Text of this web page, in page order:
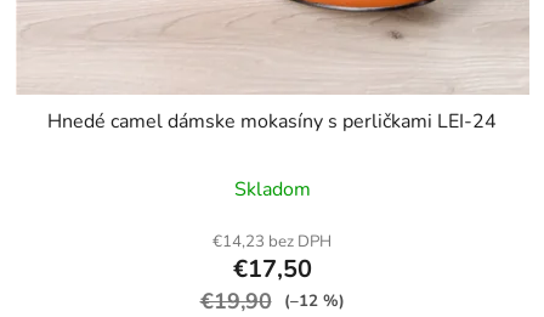
Hnedé camel dámske mokasíny s perličkami LEI-24
Skladom
€14,23 bez DPH
€17,50
€19,90 (–12 %)